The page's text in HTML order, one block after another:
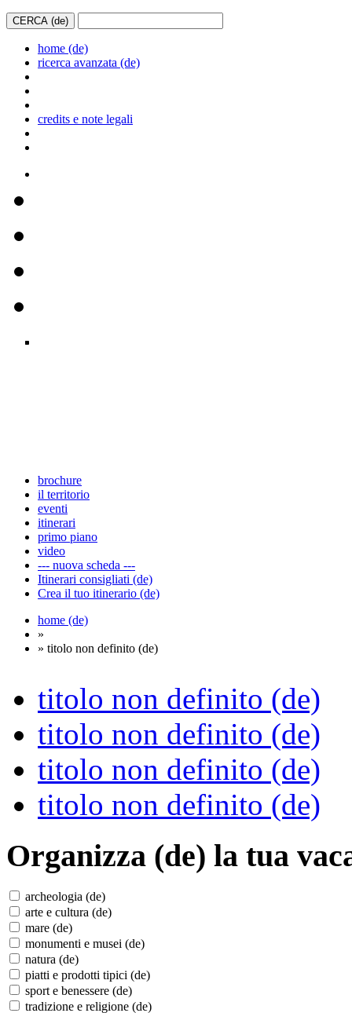
home (de)
ricerca avanzata (de)
credits e note legali
brochure
il territorio
eventi
itinerari
primo piano
video
--- nuova scheda ---
Itinerari consigliati (de)
Crea il tuo itinerario (de)
home (de)
»
» titolo non definito (de)
titolo non definito (de)
titolo non definito (de)
titolo non definito (de)
titolo non definito (de)
Organizza (de) la tua
archeologia (de)
arte e cultura (de)
mare (de)
monumenti e musei (de)
natura (de)
piatti e prodotti tipici (de)
sport e benessere (de)
tradizione e religione (de)